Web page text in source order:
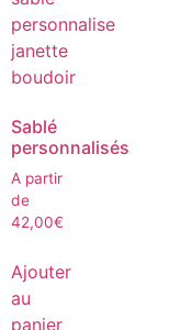
Sablé
personnalisés
A partir
de
42,00€
Ajouter
au
panier